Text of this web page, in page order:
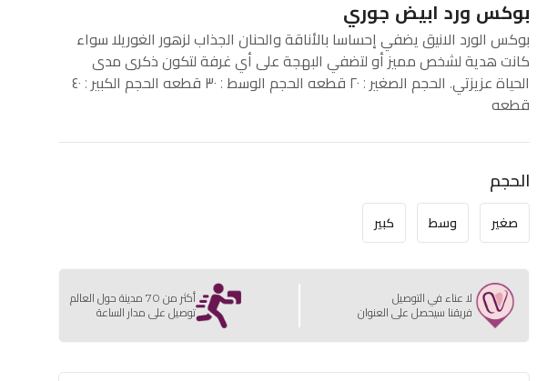
بوكس ورد ابيض جوري
بوكس الورد الانيق يضفي إحساسا بالأناقة والحنان الجذاب لزهور الغوريلا سواء
كانت هدية لشخص مميز أو لتضفي البهجة على أي غرفة لتكون ذكرى مدى
الحياة عزيزتي. الحجم الصغير : ٢٠ قطعه الحجم الوسط : ٣٠ قطعه الحجم الكبير : ٤٠
قطعه
الحجم
صغير وسط كبير
لا عناء في التوصيل
فريقنا سيحصل على العنوان
أكثر من 70 مدينة حول العالم
توصيل على مدار الساعة